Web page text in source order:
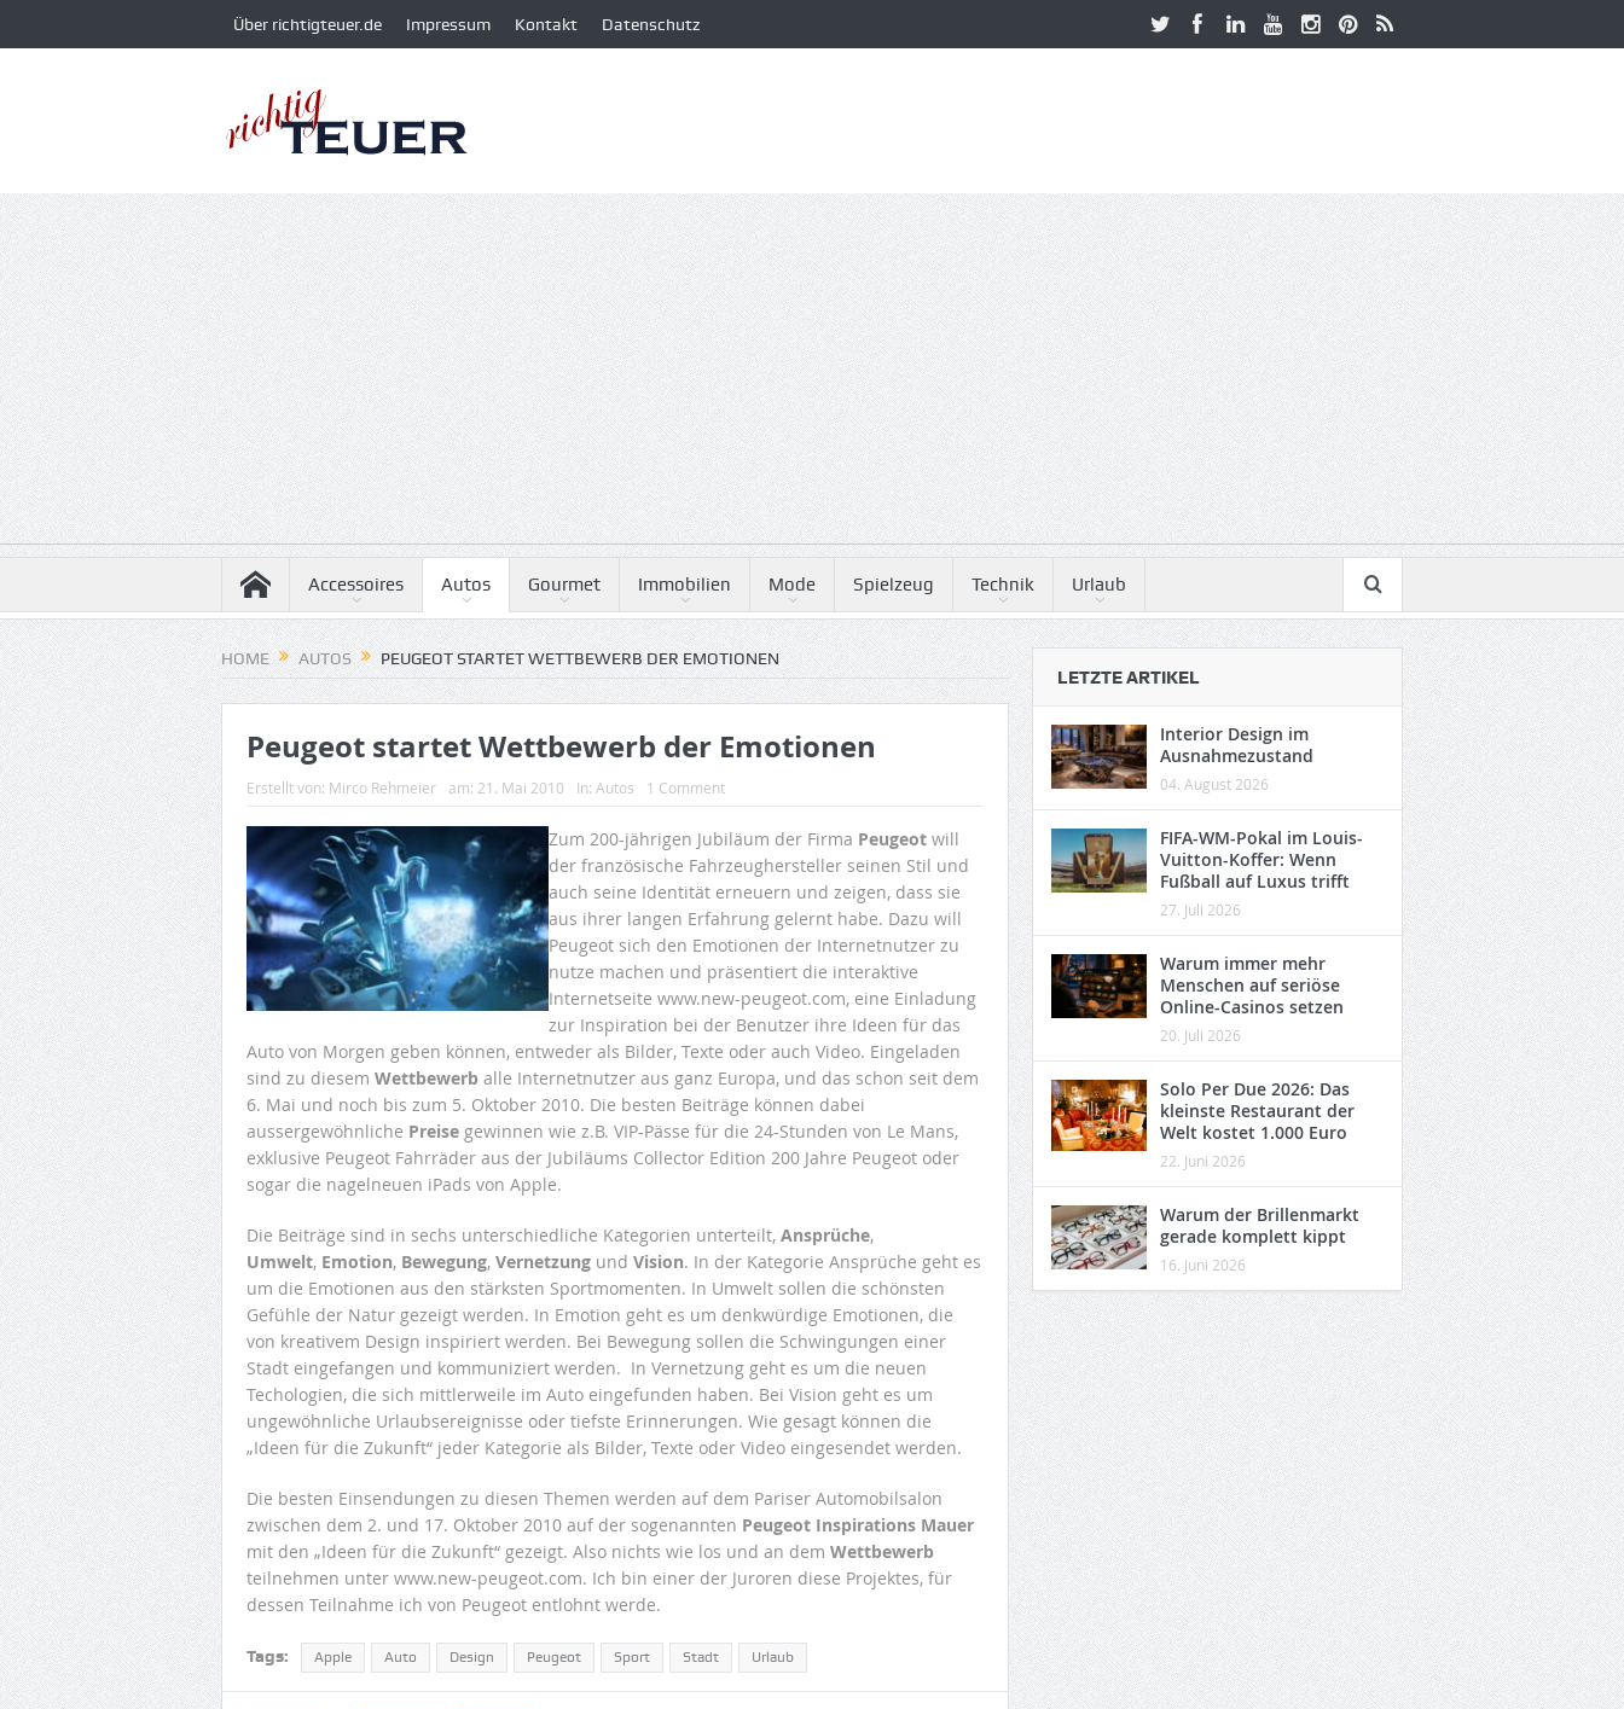
Über richtigteuer.de Impressum Kontakt Datenschutz
Accessoires Autos Gourmet Immobilien Mode Spielzeug Technik Urlaub
HOME AUTOS PEUGEOT STARTET WETTBEWERB DER EMOTIONEN
Peugeot startet Wettbewerb der Emotionen
Erstellt von: Mirco Rehmeier am: 21. Mai 2010 In: Autos 1 Comment
Zum 200-jährigen Jubiläum der Firma Peugeot will
der französische Fahrzeughersteller seinen Stil und
auch seine Identität erneuern und zeigen, dass sie
aus ihrer langen Erfahrung gelernt habe. Dazu will
Peugeot sich den Emotionen der Internetnutzer zu
nutze machen und präsentiert die interaktive
Internetseite www.new-peugeot.com, eine Einladung
zur Inspiration bei der Benutzer ihre Ideen für das
Auto von Morgen geben können, entweder als Bilder, Texte oder auch Video. Eingeladen
sind zu diesem Wettbewerb alle Internetnutzer aus ganz Europa, und das schon seit dem
6. Mai und noch bis zum 5. Oktober 2010. Die besten Beiträge können dabei
aussergewöhnliche Preise gewinnen wie z.B. VIP-Pässe für die 24-Stunden von Le Mans,
exklusive Peugeot Fahrräder aus der Jubiläums Collector Edition 200 Jahre Peugeot oder
sogar die nagelneuen iPads von Apple.
Die Beiträge sind in sechs unterschiedliche Kategorien unterteilt, Ansprüche,
Umwelt, Emotion, Bewegung, Vernetzung und Vision. In der Kategorie Ansprüche geht es
um die Emotionen aus den stärksten Sportmomenten. In Umwelt sollen die schönsten
Gefühle der Natur gezeigt werden. In Emotion geht es um denkwürdige Emotionen, die
von kreativem Design inspiriert werden. Bei Bewegung sollen die Schwingungen einer
Stadt eingefangen und kommuniziert werden. In Vernetzung geht es um die neuen
Techologien, die sich mittlerweile im Auto eingefunden haben. Bei Vision geht es um
ungewöhnliche Urlaubsereignisse oder tiefste Erinnerungen. Wie gesagt können die
„Ideen für die Zukunft“ jeder Kategorie als Bilder, Texte oder Video eingesendet werden.
Die besten Einsendungen zu diesen Themen werden auf dem Pariser Automobilsalon
zwischen dem 2. und 17. Oktober 2010 auf der sogenannten Peugeot Inspirations Mauer
mit den „Ideen für die Zukunft“ gezeigt. Also nichts wie los und an dem Wettbewerb
teilnehmen unter www.new-peugeot.com. Ich bin einer der Juroren diese Projektes, für
dessen Teilnahme ich von Peugeot entlohnt werde.
Tags: Apple Auto Design Peugeot Sport Stadt Urlaub
LETZTE ARTIKEL
Interior Design im
Ausnahmezustand
04. August 2026
FIFA-WM-Pokal im Louis-
Vuitton-Koffer: Wenn
Fußball auf Luxus trifft
27. Juli 2026
Warum immer mehr
Menschen auf seriöse
Online-Casinos setzen
20. Juli 2026
Solo Per Due 2026: Das
kleinste Restaurant der
Welt kostet 1.000 Euro
22. Juni 2026
Warum der Brillenmarkt
gerade komplett kippt
16. Juni 2026